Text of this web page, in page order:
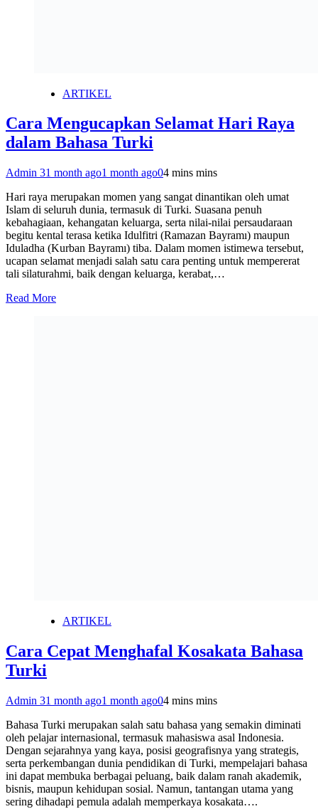
ARTIKEL
Cara Mengucapkan Selamat Hari Raya
dalam Bahasa Turki
Admin 31 month ago1 month ago04 mins mins
Hari raya merupakan momen yang sangat dinantikan oleh umat
Islam di seluruh dunia, termasuk di Turki. Suasana penuh
kebahagiaan, kehangatan keluarga, serta nilai-nilai persaudaraan
begitu kental terasa ketika Idulfitri (Ramazan Bayramı) maupun
Iduladha (Kurban Bayramı) tiba. Dalam momen istimewa tersebut,
ucapan selamat menjadi salah satu cara penting untuk mempererat
tali silaturahmi, baik dengan keluarga, kerabat,…
Read More
ARTIKEL
Cara Cepat Menghafal Kosakata Bahasa
Turki
Admin 31 month ago1 month ago04 mins mins
Bahasa Turki merupakan salah satu bahasa yang semakin diminati
oleh pelajar internasional, termasuk mahasiswa asal Indonesia.
Dengan sejarahnya yang kaya, posisi geografisnya yang strategis,
serta perkembangan dunia pendidikan di Turki, mempelajari bahasa
ini dapat membuka berbagai peluang, baik dalam ranah akademik,
bisnis, maupun kehidupan sosial. Namun, tantangan utama yang
sering dihadapi pemula adalah memperkaya kosakata….